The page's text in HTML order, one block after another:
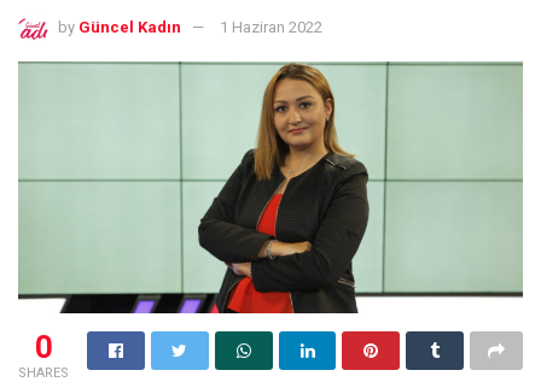
by Güncel Kadın 1 Haziran 2022
0
SHARES